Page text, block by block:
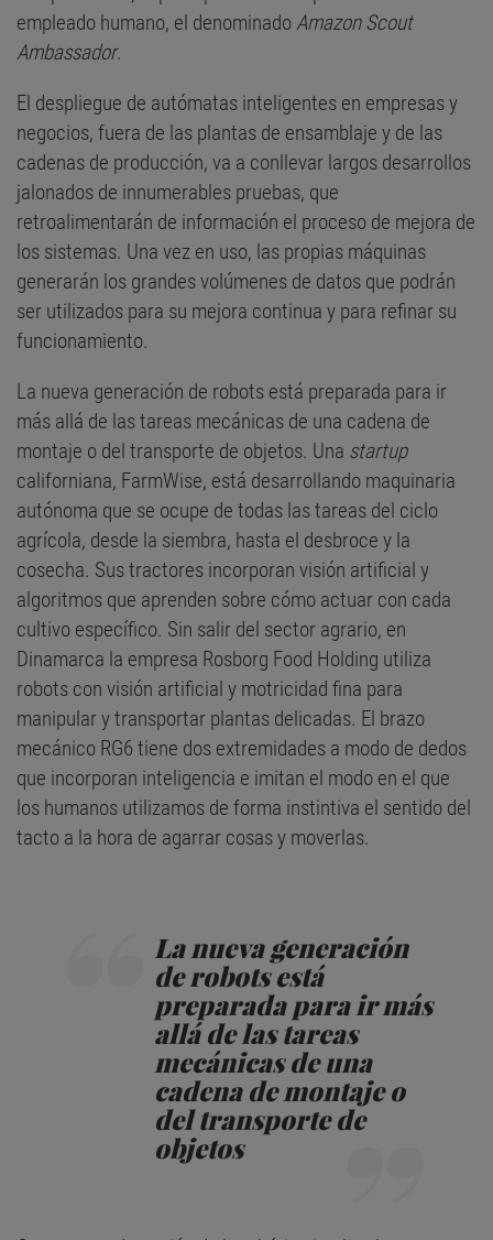
empleado humano, el denominadoAmazon Scout
Ambassador.
El despliegue de autómatas inteligentes en empresas y
negocios, fuera de las plantas de ensamblaje y de las
cadenas de producción, va a conllevar largos desarrollos
jalonados de innumerables pruebas, que
retroalimentarán de información el proceso de mejora de
los sistemas. Una vez en uso, las propias máquinas
generarán los grandes volúmenes de datos que podrán
ser utilizados para su mejora continua y para refinar su
funcionamiento.
La nueva generación de robots está preparada para ir
más allá de las tareas mecánicas de una cadena de
montaje o del transporte de objetos. Una startup
californiana, FarmWise, está desarrollando maquinaria
autónoma que se ocupe de todas las tareas del ciclo
agrícola, desde la siembra, hasta el desbroce y la
cosecha. Sus tractores incorporan visión artificial y
algoritmos que aprenden sobre cómo actuar con cada
cultivo específico. Sin salir del sector agrario, en
Dinamarca la empresa Rosborg Food Holding utiliza
robots con visión artificial y motricidad fina para
manipular y transportar plantas delicadas. El brazo
mecánico RG6 tiene dos extremidades a modo de dedos
que incorporan inteligencia e imitan el modo en el que
los humanos utilizamos de forma instintiva el sentido del
tacto a la hora de agarrar cosas y moverlas.
La nueva generación
de robots está
preparada para ir más
allá de las tareas
mecánicas de una
cadena de montaje o
del transporte de
objetos